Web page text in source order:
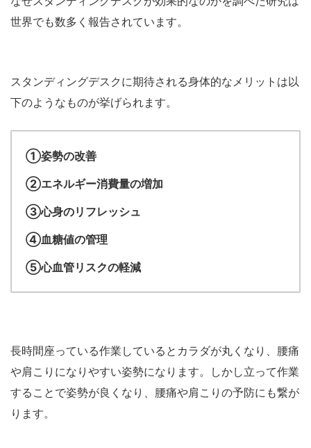
世界でも数多く報告されています。
スタンディングデスクに期待される身体的なメリットは以
下のようなものが挙げられます。
①姿勢の改善
②エネルギー消費量の増加
③心身のリフレッシュ
④血糖値の管理
⑤心血管リスクの軽減
長時間座っている作業しているとカラダが丸くなり、腰痛
や肩こりになりやすい姿勢になります。しかし立って作業
することで姿勢が良くなり、腰痛や肩こりの予防にも繋が
ります。